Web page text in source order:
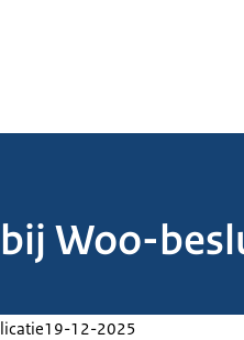
Woo-
19-12-2025